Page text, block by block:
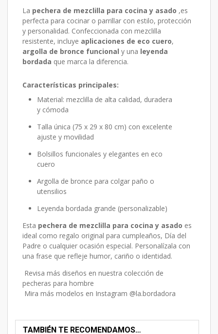
La pechera de mezclilla para cocina y asado ,es
perfecta para cocinar o parrillar con estilo, protección
y personalidad. Confeccionada con mezclilla
resistente, incluye aplicaciones de eco cuero,
argolla de bronce funcional y una leyenda
bordada que marca la diferencia.
Características principales:
Material: mezclilla de alta calidad, duradera
y cómoda
Talla única (75 x 29 x 80 cm) con excelente
ajuste y movilidad
Bolsillos funcionales y elegantes en eco
cuero
Argolla de bronce para colgar paño o
utensilios
Leyenda bordada grande (personalizable)
Esta pechera de mezclilla para cocina y asado es
ideal como regalo original para cumpleaños, Día del
Padre o cualquier ocasión especial. Personalízala con
una frase que refleje humor, cariño o identidad.
Revisa más diseños en nuestra colección de
pecheras para hombre
Mira más modelos en Instagram @la.bordadora
TAMBIÉN TE RECOMENDAMOS…